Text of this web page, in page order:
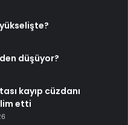
düşüyor?
kayıp cüzdanı
etti